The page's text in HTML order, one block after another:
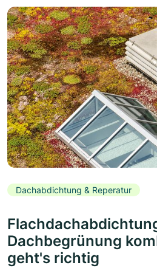
Dachabdichtung & Reperatur
Dachbegrünung
geht's richtig